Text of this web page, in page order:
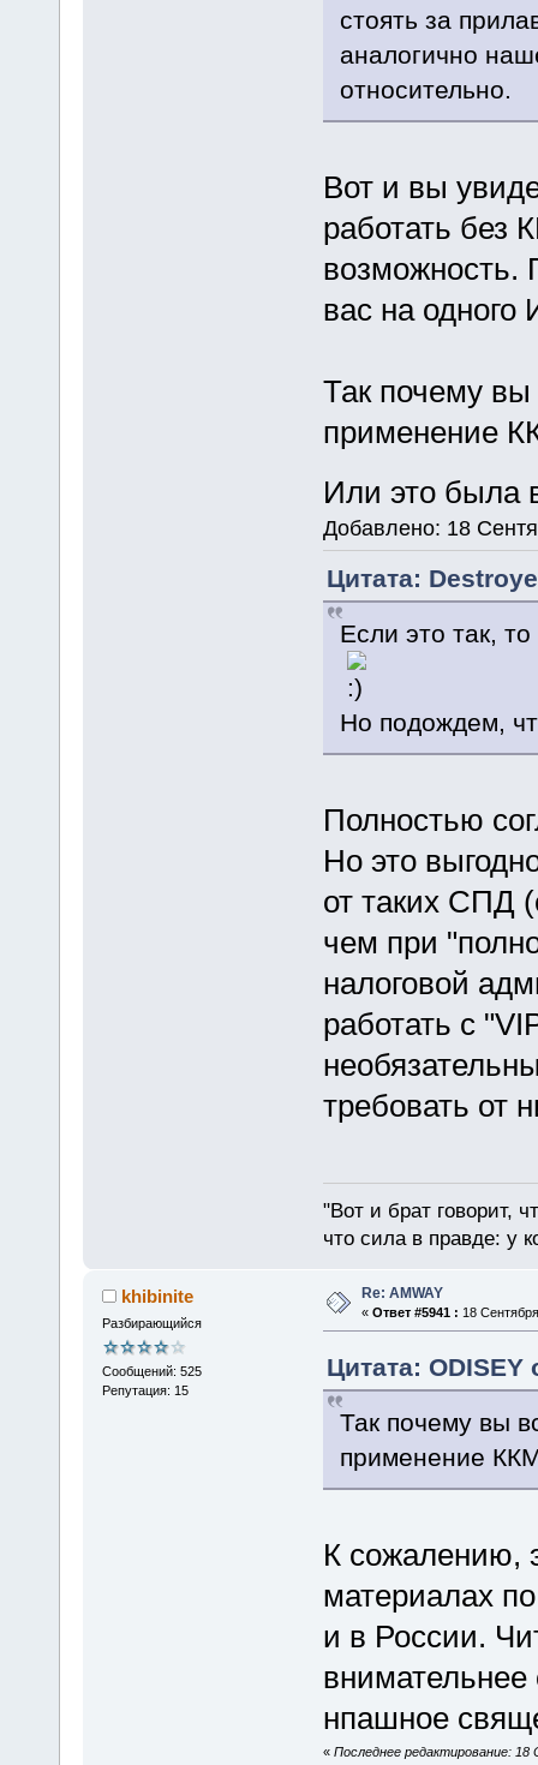
стоять за
аналогично
относительно.
Вот и вы
работать без
возможность.
вас на одного
Так почему вы
применение
Или это была
Добавлено: 18
Цитата:
Если это так,
Но подождем,
Полностью
Но это
от таких СПД
чем при
налоговой
работать с
требовать от
"Вот и брат говорит,
что сила в правде: у
khibinite
Разбирающийся
Сообщений: 525
Репутация: 15
Re: AMWAY
« Ответ #5941 : 18
Цитата: ODISEY
Так почему вы
применение
К сожалению,
материалах
и в России.
внимательнее
нпашное
« Последнее редактирование: 18